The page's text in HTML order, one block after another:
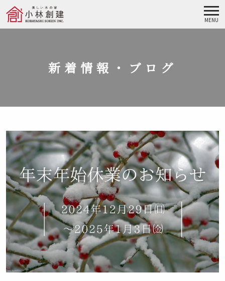
MENU
新着情報・ブログ